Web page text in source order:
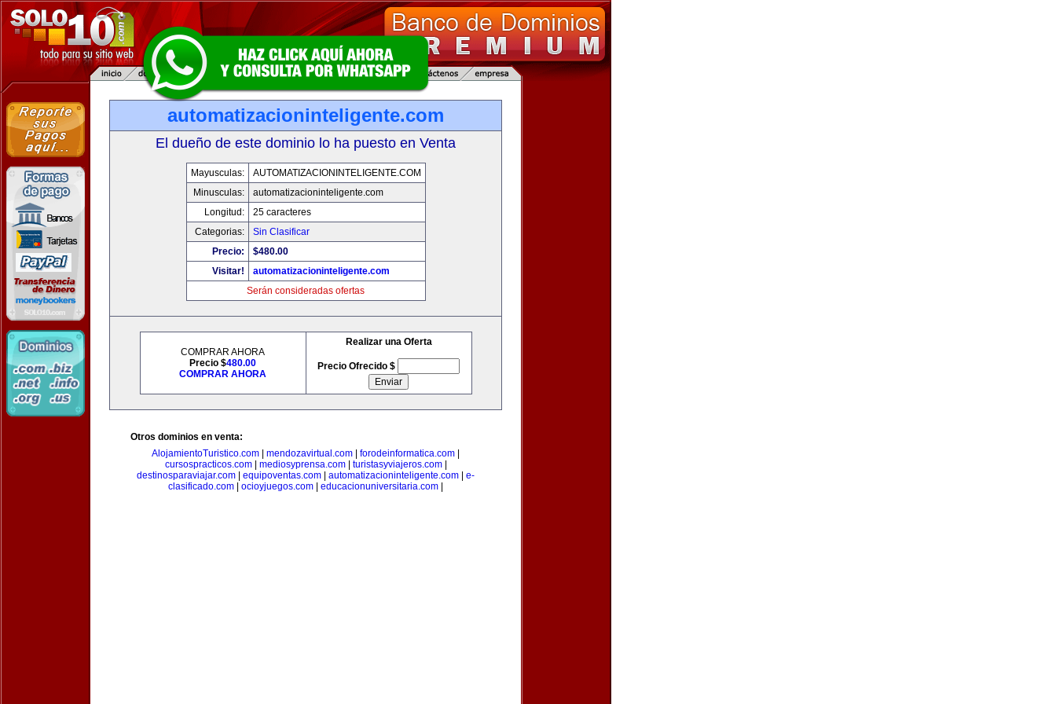
automatizacioninteligente.com
El dueño de este dominio lo ha puesto en Venta
Mayusculas:
AUTOMATIZACIONINTELIGENTE.COM
Minusculas:
automatizacioninteligente.com
Longitud:
25 caracteres
Categorias:
Sin Clasificar
Precio:
$480.00
Visitar!
automatizacioninteligente.com
Serán consideradas ofertas
COMPRAR AHORA
Precio $480.00
COMPRAR AHORA
Realizar una Oferta
Precio Ofrecido $
Otros dominios en venta:
AlojamientoTuristico.com
mendozavirtual.com forodeinformatica.com
cursospracticos.com| mediosyprensa.com| turistasyviajeros.com|
destinosparaviajar.com
equipoventas.com automatizacioninteligente.com
e-
clasificado.com
ocioyjuegos.com educacionuniversitaria.com